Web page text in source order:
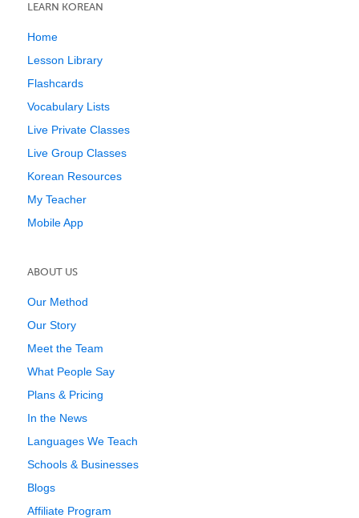
LEARN KOREAN
Home
Lesson Library
Flashcards
Vocabulary Lists
Live Private Classes
Live Group Classes
Korean Resources
My Teacher
Mobile App
ABOUT US
Our Method
Our Story
Meet the Team
What People Say
Plans & Pricing
In the News
Languages We Teach
Schools & Businesses
Blogs
Affiliate Program